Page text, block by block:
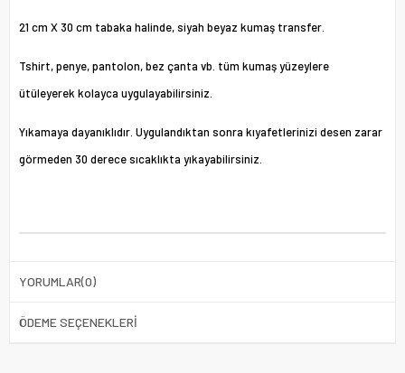
21 cm X 30 cm tabaka halinde, siyah beyaz kumaş transfer.
Tshirt, penye, pantolon, bez çanta vb. tüm kumaş yüzeylere
ütüleyerek kolayca uygulayabilirsiniz.
Yıkamaya dayanıklıdır. Uygulandıktan sonra kıyafetlerinizi desen zarar
görmeden 30 derece sıcaklıkta yıkayabilirsiniz.
YORUMLAR(0)
ÖDEME SEÇENEKLERI